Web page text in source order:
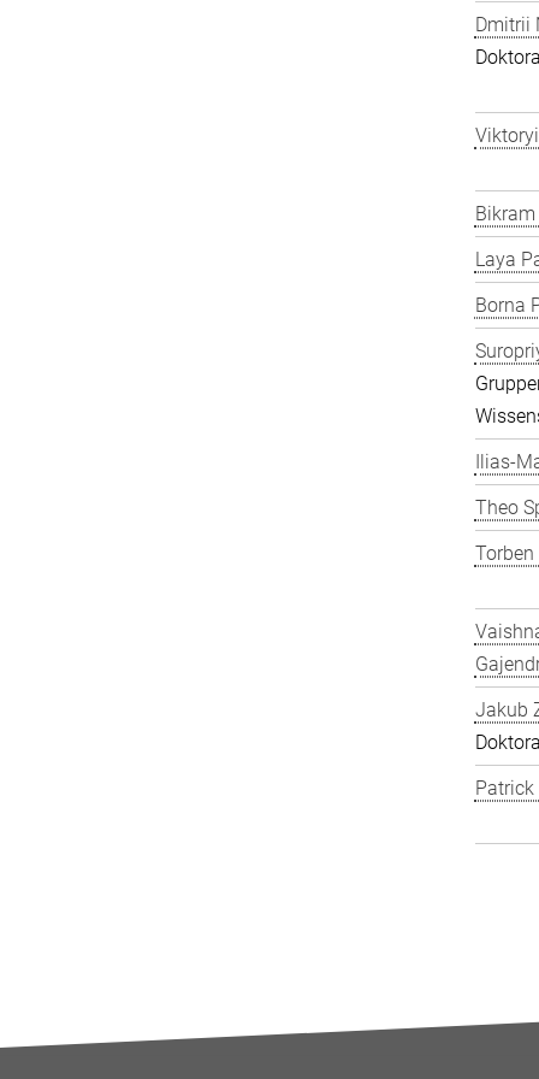
Dmitrii
Laya
Borna
Ilias-
Theo
Torben
Jakub